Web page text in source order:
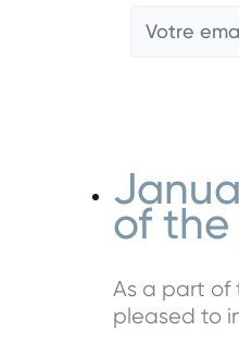
of
As a part of
pleased to